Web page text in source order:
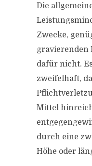
Die
Zwecke,
gravierenden
dafür nicht.
zweifelhaft,
Mittel
durch eine
Höhe oder